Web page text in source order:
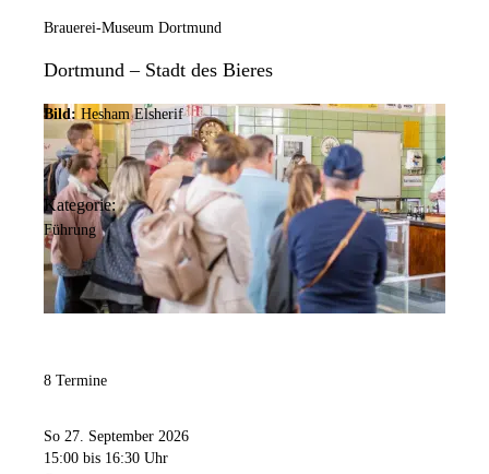
Brauerei-Museum Dortmund
Dortmund – Stadt des Bieres
Bild: Hesham Elsherif
Kategorie:
Führung
8 Termine
So 27. September 2026
15:00 bis 16:30 Uhr